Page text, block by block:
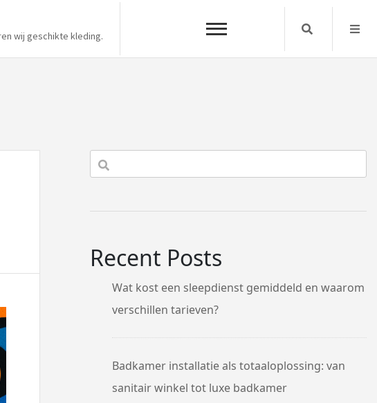
wij geschikte kleding. Search
Recent Posts
Wat kost een sleepdienst gemiddeld en waarom
verschillen tarieven?
Badkamer installatie als totaaloplossing: van
sanitair winkel tot luxe badkamer